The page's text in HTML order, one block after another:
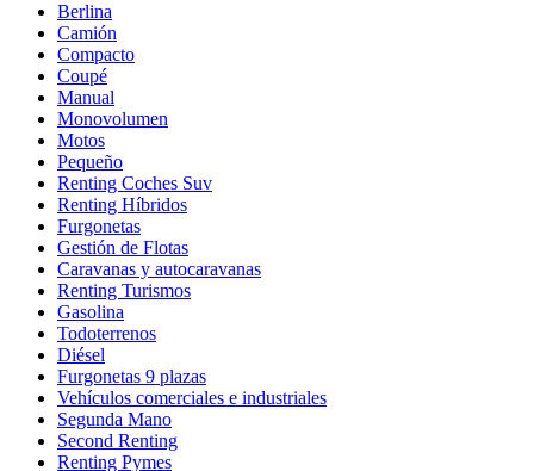
Berlina
Camión
Compacto
Coupé
Manual
Monovolumen
Motos
Pequeño
Renting Coches Suv
Renting Híbridos
Furgonetas
Gestión de Flotas
Caravanas y autocaravanas
Renting Turismos
Gasolina
Todoterrenos
Diésel
Furgonetas 9 plazas
Vehículos comerciales e industriales
Segunda Mano
Second Renting
Renting Pymes